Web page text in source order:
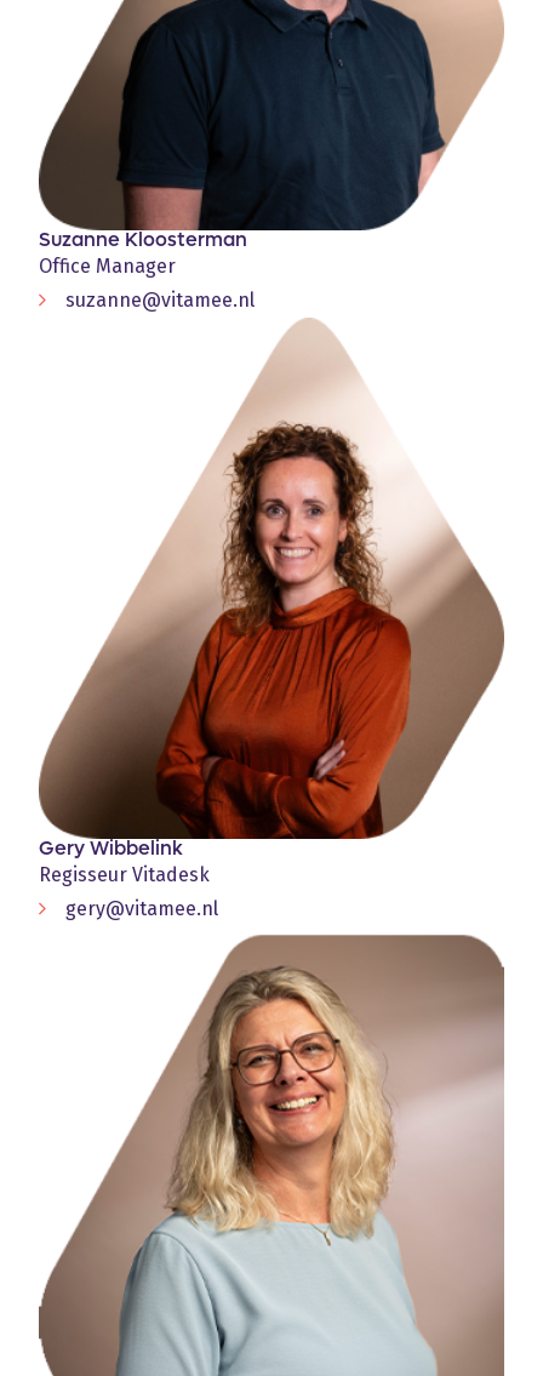
Suzanne Kloosterman
Office Manager
suzanne@vitamee.nl
Gery Wibbelink
Regisseur Vitadesk
gery@vitamee.nl